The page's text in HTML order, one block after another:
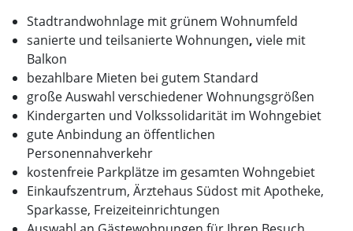
Stadtrandwohnlage mit grünem Wohnumfeld
sanierte und teilsanierte Wohnungen, viele mit
Balkon
bezahlbare Mieten bei gutem Standard
große Auswahl verschiedener Wohnungsgrößen
Kindergarten und Volkssolidarität im Wohngebiet
gute Anbindung an öffentlichen
Personennahverkehr
kostenfreie Parkplätze im gesamten Wohngebiet
Einkaufszentrum, Ärztehaus Südost mit Apotheke,
Sparkasse, Freizeiteinrichtungen